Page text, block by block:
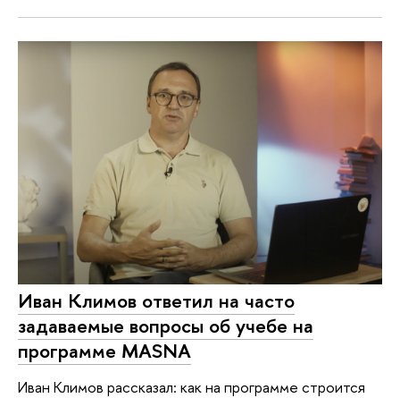
Иван Климов ответил на часто
задаваемые вопросы об учебе на
программе MASNA
Иван Климов рассказал: как на программе строится